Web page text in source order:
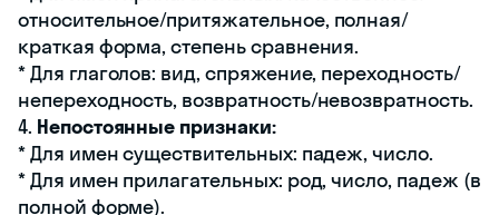
относительное/притяжательное, полная/
краткая форма, степень сравнения.
* Для глаголов: вид, спряжение, переходность/
непереходность, возвратность/невозвратность.
4. Непостоянные признаки:
* Для имен существительных: падеж, число.
* Для имен прилагательных: род, число, падеж (в
полной форме).